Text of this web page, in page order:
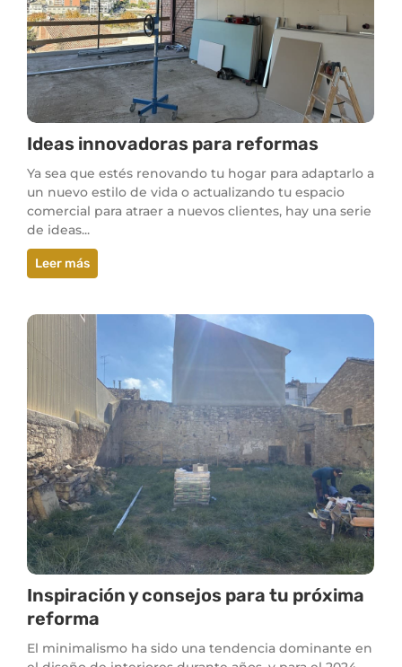
Ideas innovadoras para reformas
Ya sea que estés renovando tu hogar para adaptarlo a
un nuevo estilo de vida o actualizando tu espacio
comercial para atraer a nuevos clientes, hay una serie
de ideas...
Leer más
Inspiración y consejos para tu próxima
reforma
El minimalismo ha sido una tendencia dominante en